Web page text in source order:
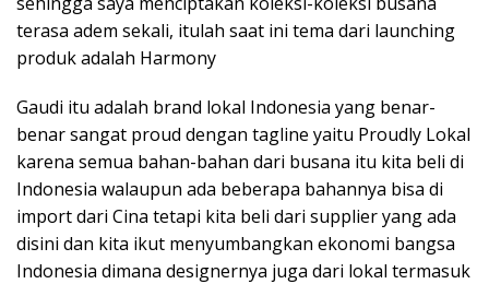
terasa adem sekali, itulah saat ini tema dari launching
produk adalah Harmony
Gaudi itu adalah brand lokal Indonesia yang benar-
benar sangat proud dengan tagline yaitu Proudly Lokal
karena semua bahan-bahan dari busana itu kita beli di
Indonesia walaupun ada beberapa bahannya bisa di
import dari Cina tetapi kita beli dari supplier yang ada
disini dan kita ikut menyumbangkan ekonomi bangsa
Indonesia dimana designernya juga dari lokal termasuk